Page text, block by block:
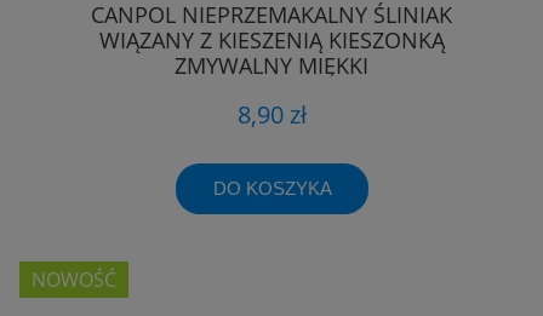
CANPOL NIEPRZEMAKALNY ŚLINIAK
WIĄZANY Z KIESZENIĄ KIESZONKĄ
ZMYWALNY MIĘKKI
8,90 zł
DO KOSZYKA
NOWOŚĆ